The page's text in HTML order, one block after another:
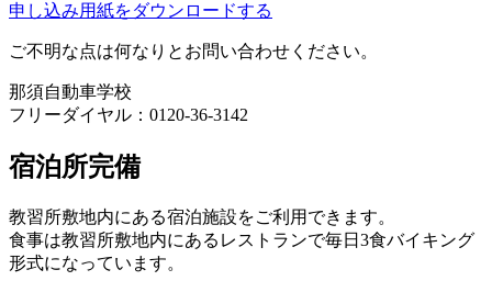
申し込み用紙をダウンロードする
ご不明な点は何なりとお問い合わせください。
那須自動車学校
フリーダイヤル：0120-36-3142
宿泊所完備
教習所敷地内にある宿泊施設をご利用できます。
食事は教習所敷地内にあるレストランで毎日3食バイキング
形式になっています。